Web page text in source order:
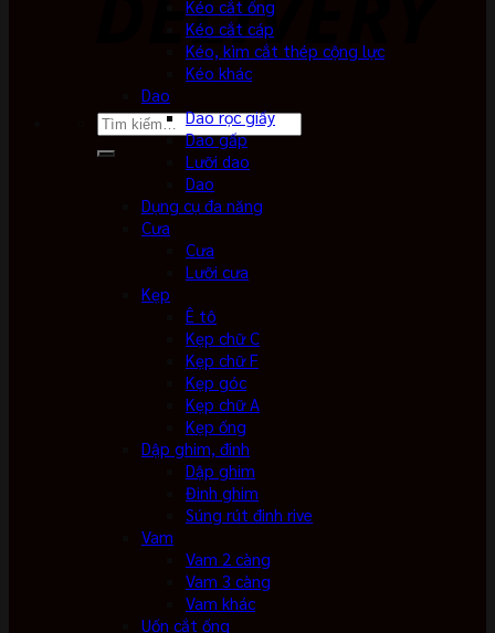
Tìm
Kéo cắt ống
Kéo cắt cáp
Kéo, kìm cắt thép cộng lực
Kéo khác
Dao
Dao rọc giấy
Dao gấp
Lưỡi dao
Dao
Dụng cụ đa năng
Cưa
Cưa
Lưỡi cưa
Kẹp
Ê tô
Kẹp chữ C
Kẹp chữ F
Kẹp góc
Kẹp chữ A
Kẹp ống
Dập ghim, đinh
Dập ghim
Đinh ghim
Súng rút đinh rive
Vam
Vam 2 càng
Vam 3 càng
Vam khác
Uốn cắt ống